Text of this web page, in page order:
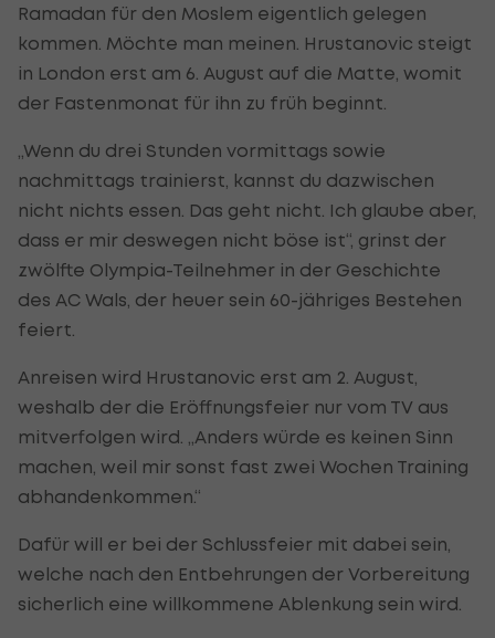
Ramadan für den Moslem eigentlich gelegen
kommen. Möchte man meinen. Hrustanovic steigt
in London erst am 6. August auf die Matte, womit
der Fastenmonat für ihn zu früh beginnt.
„Wenn du drei Stunden vormittags sowie
nachmittags trainierst, kannst du dazwischen
nicht nichts essen. Das geht nicht. Ich glaube aber,
dass er mir deswegen nicht böse ist“, grinst der
zwölfte Olympia-Teilnehmer in der Geschichte
des AC Wals, der heuer sein 60-jähriges Bestehen
feiert.
Anreisen wird Hrustanovic erst am 2. August,
weshalb der die Eröffnungsfeier nur vom TV aus
mitverfolgen wird. „Anders würde es keinen Sinn
machen, weil mir sonst fast zwei Wochen Training
abhandenkommen.“
Dafür will er bei der Schlussfeier mit dabei sein,
welche nach den Entbehrungen der Vorbereitung
sicherlich eine willkommene Ablenkung sein wird.